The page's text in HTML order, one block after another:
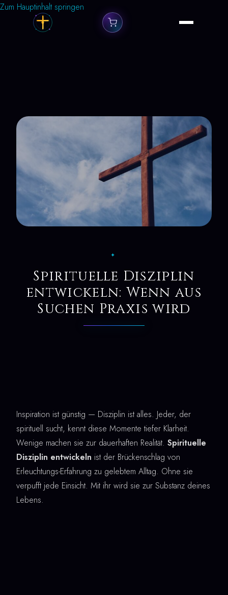
Zum Hauptinhalt springen
✦
Spirituelle Disziplin
entwickeln: Wenn aus
Suchen Praxis wird
Inspiration ist günstig — Disziplin ist alles. Jeder, der
spirituell sucht, kennt diese Momente tiefer Klarheit.
Wenige machen sie zur dauerhaften Realität. Spirituelle
Disziplin entwickeln ist der Brückenschlag von
Erleuchtungs-Erfahrung zu gelebtem Alltag. Ohne sie
verpufft jede Einsicht. Mit ihr wird sie zur Substanz deines
Lebens.